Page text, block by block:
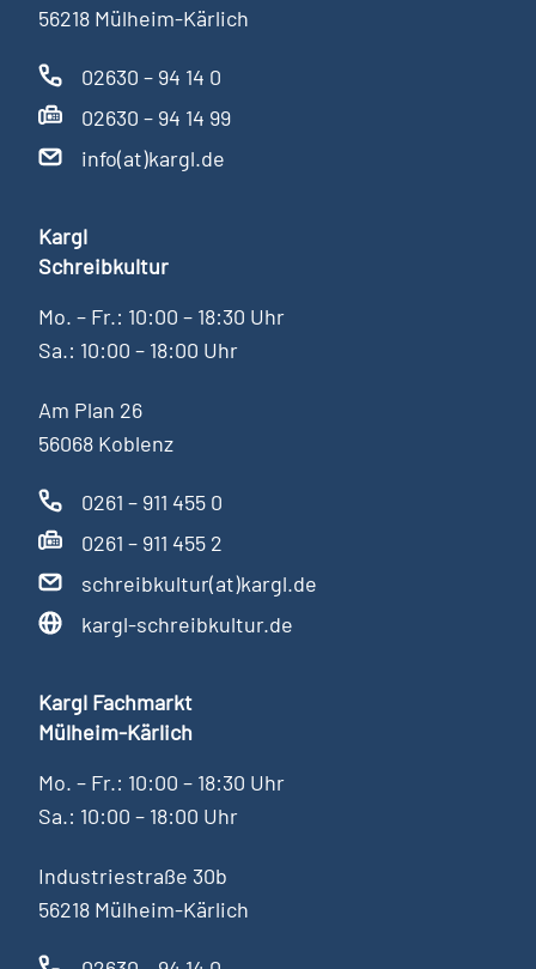
56218 Mülheim-Kärlich
02630 – 94 14 0
02630 – 94 14 99
info(at)kargl.de
Kargl
Schreibkultur
Mo. – Fr.: 10:00 – 18:30 Uhr
Sa.: 10:00 – 18:00 Uhr
Am Plan 26
56068 Koblenz
0261 – 911 455 0
0261 – 911 455 2
schreibkultur(at)kargl.de
kargl-schreibkultur.de
Kargl Fachmarkt
Mülheim-Kärlich
Mo. – Fr.: 10:00 – 18:30 Uhr
Sa.: 10:00 – 18:00 Uhr
Industriestraße 30b
56218 Mülheim-Kärlich